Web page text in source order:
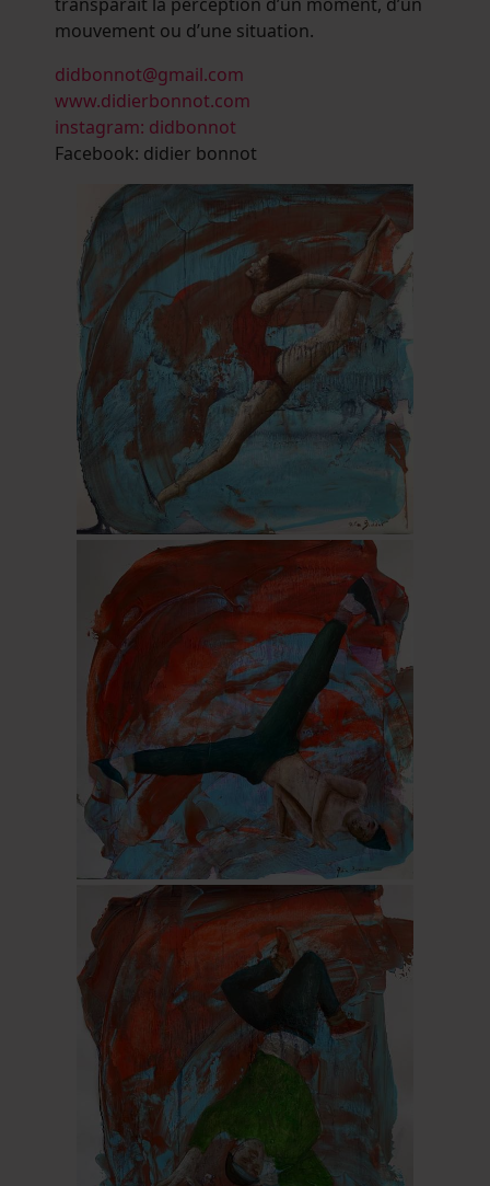
mouvement ou d’une situation.
didbonnot@gmail.com
www.didierbonnot.com
instagram: didbonnot
Facebook: didier bonnot